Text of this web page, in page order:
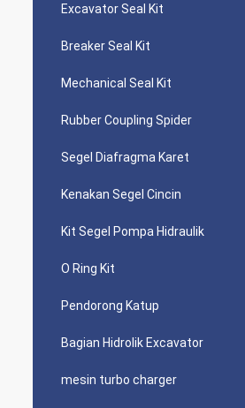
Excavator Seal Kit
Breaker Seal Kit
Mechanical Seal Kit
Rubber Coupling Spider
Segel Diafragma Karet
Kenakan Segel Cincin
Kit Segel Pompa Hidraulik
O Ring Kit
Pendorong Katup
Bagian Hidrolik Excavator
mesin turbo charger